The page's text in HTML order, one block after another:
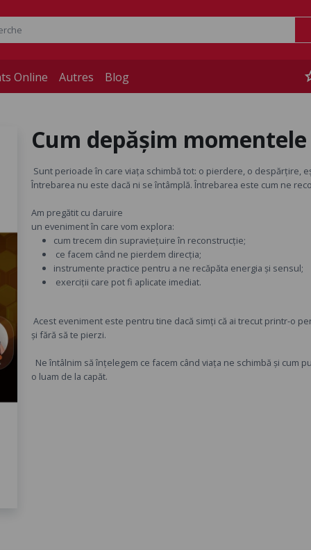
Online Autres Blog
Cum depășim
Sunt perioade în care viața schimbă tot: o pierdere, o despărțire,
Întrebarea nu este dacă ni se întâmplă. Întrebarea este cum ne
Am pregătit cu daruire
un eveniment în care vom explora:
cum trecem din supraviețuire în reconstrucție;
ce facem când ne pierdem direcția;
instrumente practice pentru a ne recăpăta energia și sensul;
exerciții care pot fi aplicate imediat.
Acest eveniment este pentru tine dacă simți că ai trecut printr-o
și fără să te pierzi.
Ne întâlnim să înțelegem ce facem când viața ne schimbă și cum
o luam de la capăt.